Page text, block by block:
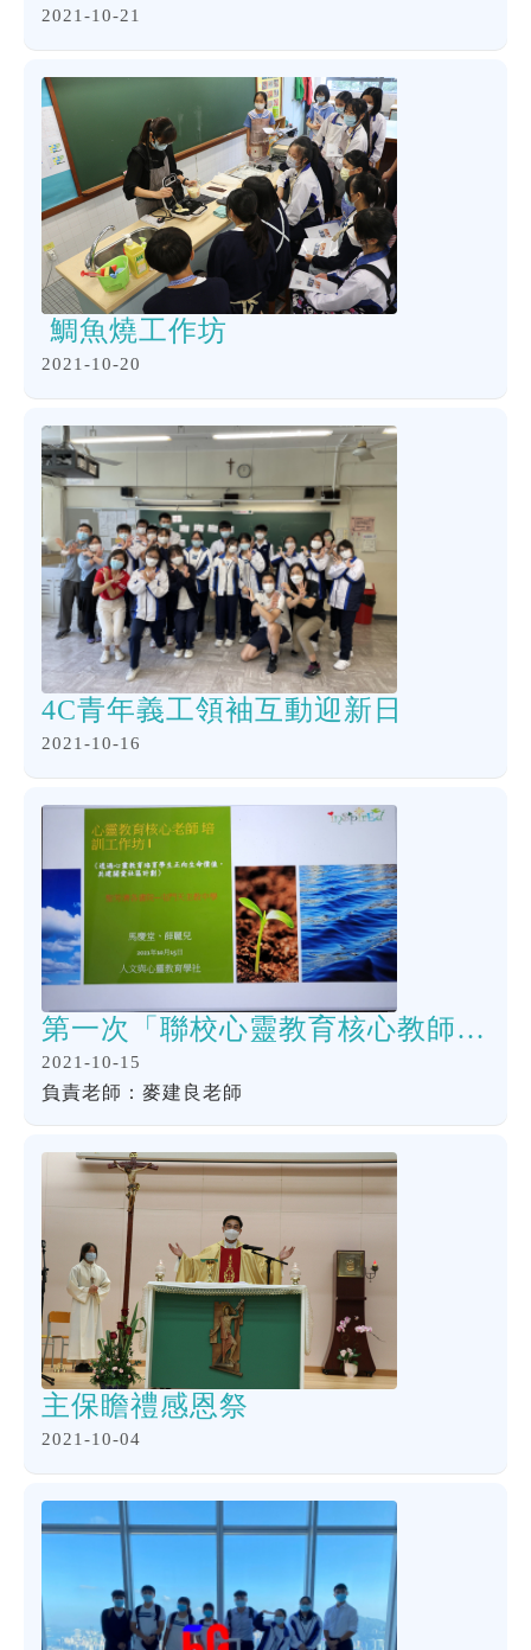
2021-10-21
鯛魚燒工作坊
2021-10-20
4C青年義工領袖互動迎新日
2021-10-16
第一次「聯校心靈教育核心教師培訓工作坊」
2021-10-15
負責老師：麥建良老師
主保瞻禮感恩祭
2021-10-04